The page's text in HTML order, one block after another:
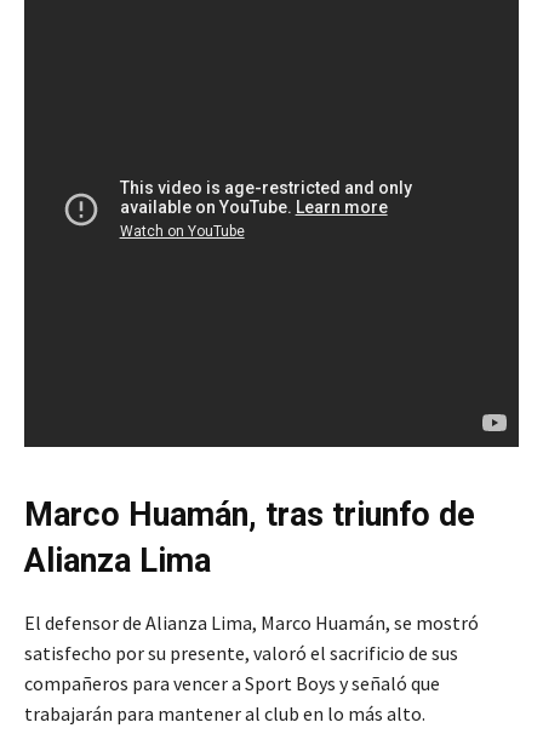
Marco Huamán, tras triunfo de
Alianza Lima
El defensor de Alianza Lima, Marco Huamán, se mostró
satisfecho por su presente, valoró el sacrificio de sus
compañeros para vencer a Sport Boys y señaló que
trabajarán para mantener al club en lo más alto.